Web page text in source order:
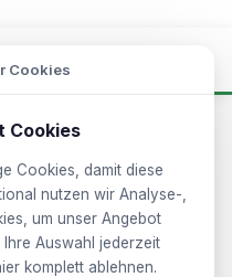
Cookies
Cookies
Cookies, damit diese
nutzen wir Analyse-,
um unser Angebot
Auswahl jederzeit
komplett ablehnen.
Programm öffnet sich.
Dzengel IT und
2021.